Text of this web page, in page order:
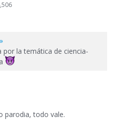
»
la temática de ciencia-
parodia, todo vale.